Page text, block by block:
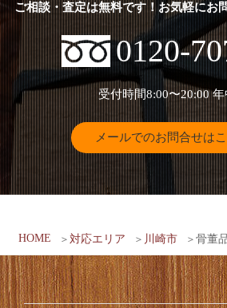
HOME 対応エリア 川崎市 骨董
ご相談・査定は無料です！お気軽にお
0120-
受付時間8:00〜20:00 年
メールでのお問合せは